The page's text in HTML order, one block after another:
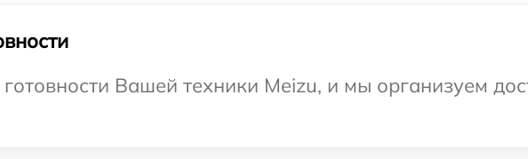
Вашей техники Meizu, и мы организуем